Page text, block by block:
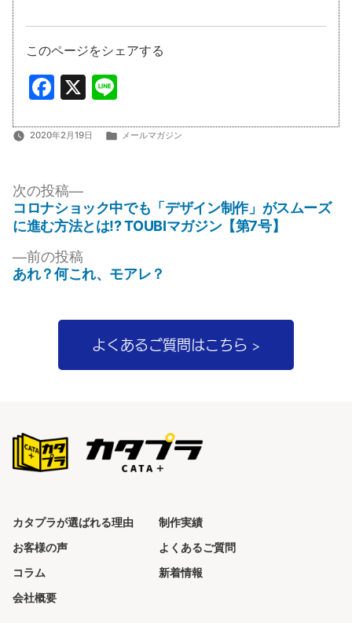
このページをシェアする
Facebook
X
2020年2月19日
カ
メールマガジン
投
稿
ナ
ビ
ゲ
前の投稿
の
あれ？何これ、モアレ？
次の投稿
次
の
投
稿:
コロナショック中でも「デザイン制作」がスムーズ
に進む方法とは!? TOUBIマガジン【第7号】
よくあるご質問はこちら >
カタプラが選ばれる理由
制作実績
お客様の声
よくあるご質問
コラム
新着情報
会社概要